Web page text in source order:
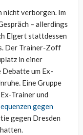
nicht verborgen. Im
– allerdings
Elgert stattdessen
Der Trainer-Zoff
in einer
Debatte um Ex-
Eine Gruppe
Trainer und
gegen
gegen Dresden